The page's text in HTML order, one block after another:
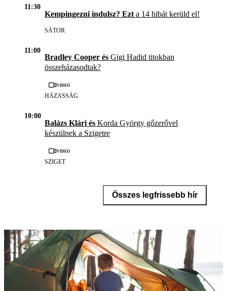
11:30
Kempingezni indulsz? Ezt a 14 hibát kerüld el!
SÁTOR
11:00
Bradley Cooper és Gigi Hadid titokban
összeházasodtak?
Videó
HÁZASSÁG
10:00
Balázs Klári és Korda György gőzerővel
készülnek a Szigetre
Videó
SZIGET
Összes legfrissebb hír